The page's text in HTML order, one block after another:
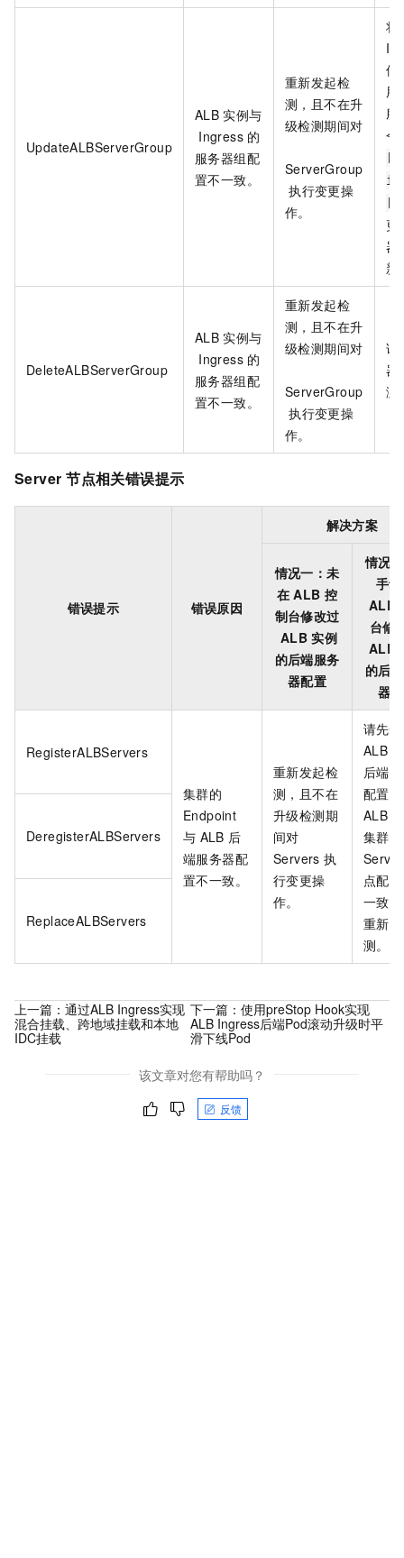
UpdateALBServerGroup
ALB 实例与
Ingress 的
服务器组配
置不一致。
重新发起检
测，且不在升
级检测期间对
ServerGroup
执行变更操
作。
将
保
用
服
令
更
器
新
DeleteALBServerGroup
ALB 实例与
Ingress 的
服务器组配
置不一致。
重新发起检
测，且不在升
级检测期间对
ServerGroup
执行变更操
作。
请
器
测
Server 节点相关错误提示
错误提示 错误原因
解决方案
情况一：未
在 ALB 控
制台修改过
ALB 实例
的后端服务
器配置
情况
手
ALB
台修
ALB
的后
器
RegisterALBServers
集群的
Endpoint
与 ALB 后
端服务器配
置不一致。
重新发起检
测，且不在
升级检测期
间对
Servers 执
行变更操
作。
请先
ALB
后端
配置
ALB
集群
Server
点配
一致
重新
测。
DeregisterALBServers
ReplaceALBServers
上一篇： 通过ALB Ingress实现
混合挂载、跨地域挂载和本地
IDC挂载
下一篇： 使用preStop Hook实现
ALB Ingress后端Pod滚动升级时平
滑下线Pod
该文章对您有帮助吗？
反馈